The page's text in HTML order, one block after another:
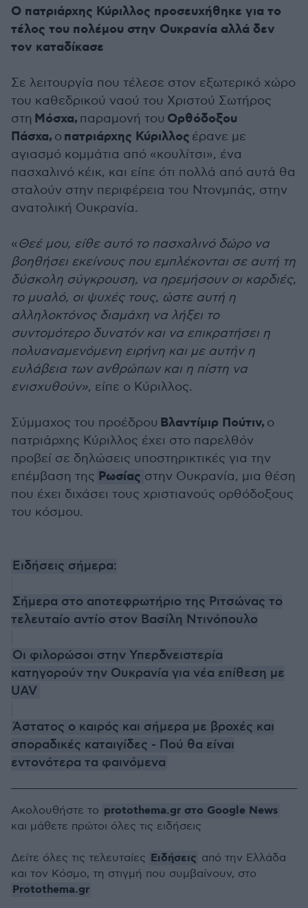
Ο πατριάρχης Κύριλλος προσευχήθηκε για το
τέλος του πολέμου στην Ουκρανία αλλά δεν
τον καταδίκασε
Σε λειτουργία που τέλεσε στον εξωτερικό χώρο
του καθεδρικού ναού του Χριστού Σωτήρος
στη Μόσχα, παραμονή του Ορθόδοξου
Πάσχα, οπατριάρχης Κύριλλος έρανε με
αγιασμό κομμάτια από «κουλίτσι», ένα
πασχαλινό κέικ, και είπε ότι πολλά από αυτά θα
σταλούν στην περιφέρεια του Ντονμπάς, στην
ανατολική Ουκρανία.
«Θεέ μου, είθε αυτό το πασχαλινό δώρο να
βοηθήσει εκείνους που εμπλέκονται σε αυτή τη
δύσκολη σύγκρουση, να ηρεμήσουν οι καρδιές,
το μυαλό, οι ψυχές τους, ώστε αυτή η
αλληλοκτόνος διαμάχη να λήξει το
συντομότερο δυνατόν και να επικρατήσει η
πολυαναμενόμενη ειρήνη και με αυτήν η
ευλάβεια των ανθρώπων και η πίστη να
ενισχυθούν», είπε ο Κύριλλος.
Σύμμαχος του προέδρου Βλαντίμιρ Πούτιν, ο
πατριάρχης Κύριλλος έχει στο παρελθόν
προβεί σε δηλώσεις υποστηρικτικές για την
επέμβαση της Ρωσίας στην Ουκρανία, μια θέση
που έχει διχάσει τους χριστιανούς ορθόδοξους
του κόσμου.
Ειδήσεις σήμερα:
Σήμερα στο αποτεφρωτήριο της Ριτσώνας το
τελευταίο αντίο στον Βασίλη Ντινόπουλο
Οι φιλορώσοι στην Υπερδνειστερία
κατηγορούν την Ουκρανία για νέα επίθεση με
UAV
Άστατος ο καιρός και σήμερα με βροχές και
σποραδικές καταιγίδες - Πού θα είναι
εντονότερα τα φαινόμενα
Ακολουθήστε το protothema.gr στο Google News
και μάθετε πρώτοι όλες τις ειδήσεις
Δείτε όλες τις τελευταίες Ειδήσεις από την Ελλάδα
και τον Κόσμο, τη στιγμή που συμβαίνουν, στο
Protothema.gr